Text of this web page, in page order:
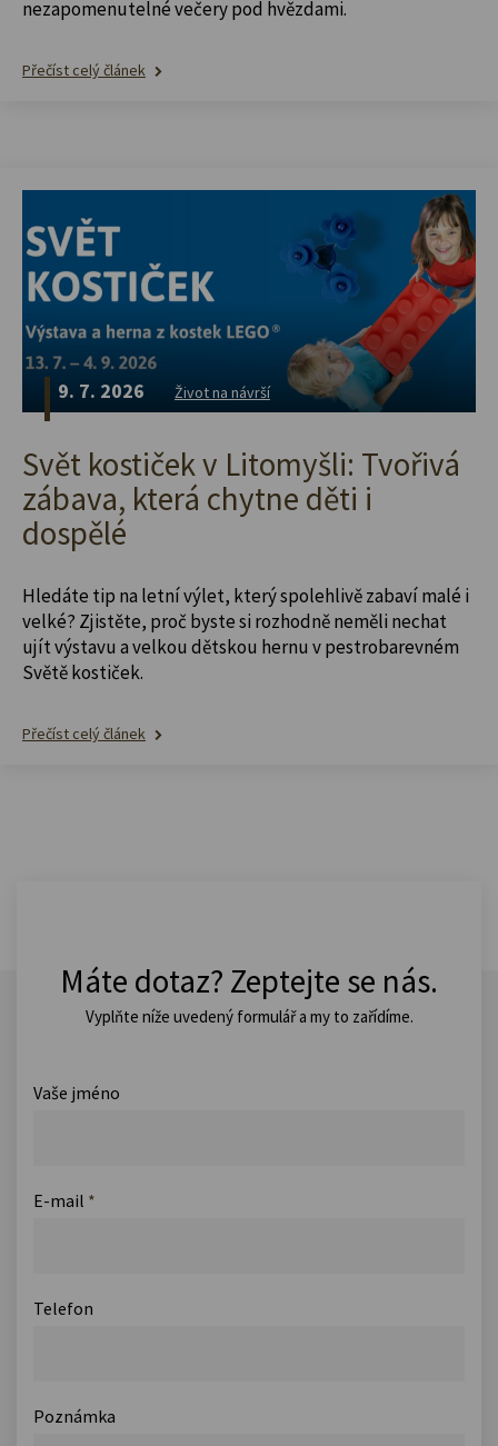
nezapomenutelné večery pod hvězdami.
Přečíst celý článek
9. 7. 2026 Život na návrší
Svět kostiček v Litomyšli: Tvořivá
zábava, která chytne děti i
dospělé
Hledáte tip na letní výlet, který spolehlivě zabaví malé i
velké? Zjistěte, proč byste si rozhodně neměli nechat
ujít výstavu a velkou dětskou hernu v pestrobarevném
Světě kostiček.
Přečíst celý článek
Máte dotaz? Zeptejte se nás.
Vyplňte níže uvedený formulář a my to zařídíme.
Vaše jméno
E-mail *
Telefon
Poznámka